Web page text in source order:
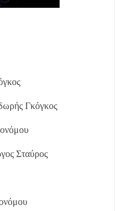
Γκόγκος
Σταύρος